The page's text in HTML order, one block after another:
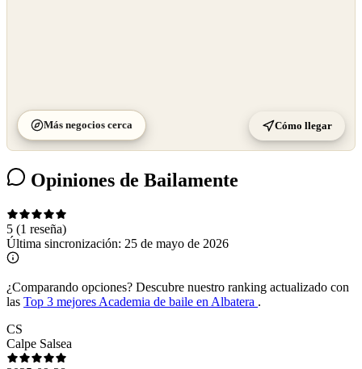
Más negocios cerca Cómo llegar
Opiniones de Bailamente
5 (1 reseña)
Última sincronización: 25 de mayo de 2026
¿Comparando opciones? Descubre nuestro ranking actualizado con
las Top 3 mejores Academia de baile en Albatera .
CS
Calpe Salsea